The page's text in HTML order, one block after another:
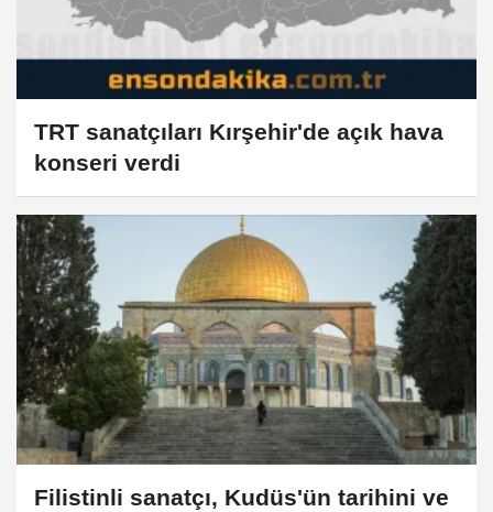
TRT sanatçıları Kırşehir'de açık hava
konseri verdi
Filistinli sanatçı, Kudüs'ün tarihini ve